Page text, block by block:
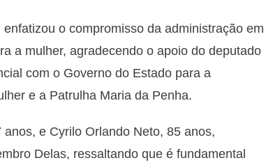
o compromisso da administração em
a mulher, agradecendo o apoio do deputado
com o Governo do Estado para a
e a Patrulha Maria da Penha.
e Cyrilo Orlando Neto, 85 anos,
Delas, ressaltando que é fundamental